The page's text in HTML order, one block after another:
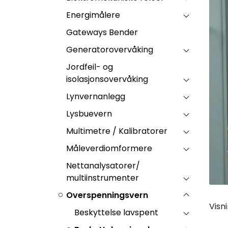
Energimålere
Gateways Bender
Generatorovervåking
Jordfeil- og
isolasjonsovervåking
Lynvernanlegg
Lysbuevern
Multimetre / Kalibratorer
Måleverdiomformere
Nettanalysatorer/
multiinstrumenter
Overspenningsvern
Beskyttelse lavspent